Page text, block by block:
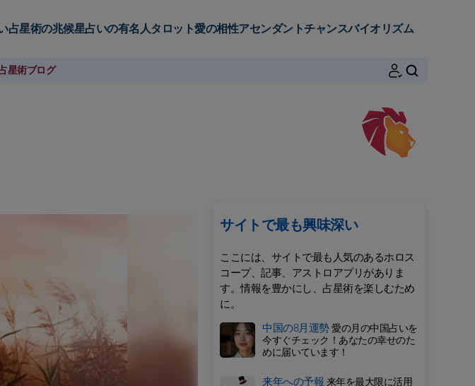
占星術の兆候星占いの有名人タロット愛の相性アセンダントチャンスバイオリズム
星術ブログ
サイトで最も興味深い
ここには、サイトで最も人気のあるホロス
コープ、記事、アストロアプリがありま
す。情報を豊かにし、占星術を楽しむため
に。
中国の8月運勢愛の月の中国占いを
今すぐチェック！あなたの幸せのた
めに届いています！
来年への予報来年を最大限に活用